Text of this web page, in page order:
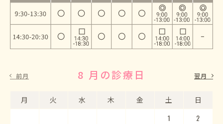
前月 8 月の診療日
月 火 水 木 金 土 日
1
2
9 月の診療日
月 火 水 木 金 土 日
5
6
翌月